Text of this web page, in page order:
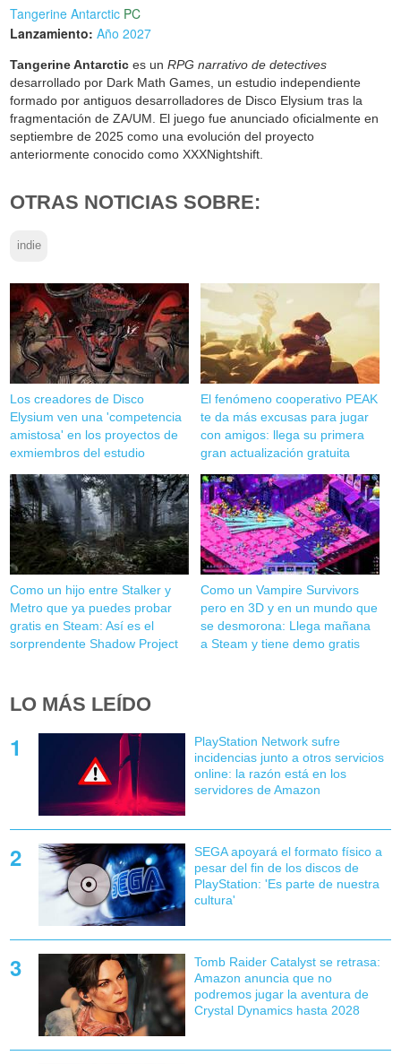
Tangerine Antarctic PC
Lanzamiento: Año 2027
Tangerine Antarctic es unRPG narrativo de detectives
desarrollado por Dark Math Games, un estudio independiente
formado por antiguos desarrolladores de Disco Elysium tras la
fragmentación de ZA/UM. El juego fue anunciado oficialmente en
septiembre de 2025 como una evolución del proyecto
anteriormente conocido como XXXNightshift.
OTRAS NOTICIAS SOBRE:
indie
Los creadores de Disco
Elysium ven una 'competencia
amistosa' en los proyectos de
exmiembros del estudio
El fenómeno cooperativo PEAK
te da más excusas para jugar
con amigos: llega su primera
gran actualización gratuita
Como un hijo entre Stalker y
Metro que ya puedes probar
gratis en Steam: Así es el
sorprendente Shadow Project
Como un Vampire Survivors
pero en 3D y en un mundo que
se desmorona: Llega mañana
a Steam y tiene demo gratis
LO MÁS LEÍDO
PlayStation Network sufre
incidencias junto a otros servicios
online: la razón está en los
servidores de Amazon
SEGA apoyará el formato físico a
pesar del fin de los discos de
PlayStation: 'Es parte de nuestra
cultura'
Tomb Raider Catalyst se retrasa:
Amazon anuncia que no
podremos jugar la aventura de
Crystal Dynamics hasta 2028